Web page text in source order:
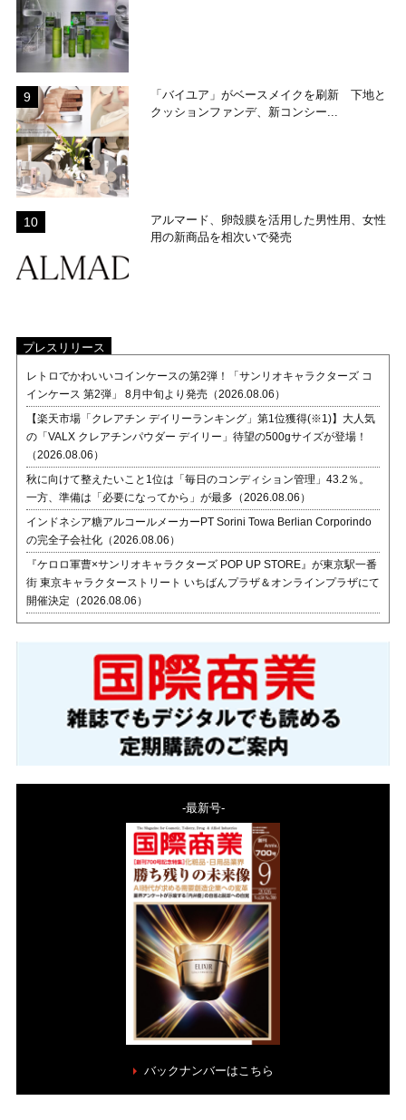
「バイユア」がベースメイクを刷新 下地と
クッションファンデ、新コンシー...
アルマード、卵殻膜を活用した男性用、女性
用の新商品を相次いで発売
プレスリリース
レトロでかわいいコインケースの第2弾！「サンリオキャラクターズ コ
インケース 第2弾」 8月中旬より発売（2026.08.06）
【楽天市場「クレアチン デイリーランキング」第1位獲得(※1)】大人気
の「VALX クレアチンパウダー デイリー」待望の500gサイズが登場！
（2026.08.06）
秋に向けて整えたいこと1位は「毎日のコンディション管理」43.2％。
一方、準備は「必要になってから」が最多（2026.08.06）
インドネシア糖アルコールメーカーPT Sorini Towa Berlian Corporindo
の完全子会社化（2026.08.06）
『ケロロ軍曹×サンリオキャラクターズ POP UP STORE』が東京駅一番
街 東京キャラクターストリート いちばんプラザ＆オンラインプラザにて
開催決定（2026.08.06）
-最新号-
バックナンバーはこちら